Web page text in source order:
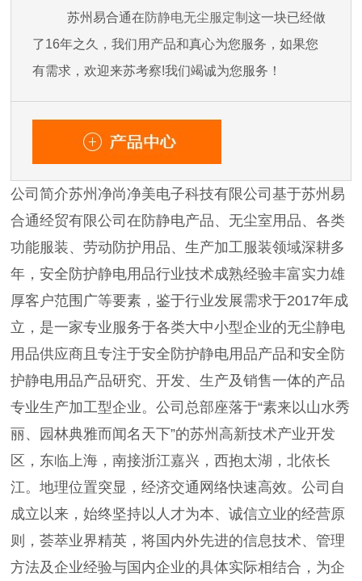
苏州易合通在防静电无尘服定制这一块已经做
了16年之久，我们用产品和真心为您服务，如果您
有需求，欢迎来苏考察!我们竭诚为您服务！
公司简介苏州净尚净美电子科技有限公司基于苏州易
合通经贸有限公司在防静电产品、无尘室用品、各类
功能服装、劳动防护用品、生产加工服装领域深耕多
年，安全防护静电用品行业技术成熟经验丰富实力雄
厚客户范围广等要素，鉴于行业发展需求于2017年成
立，是一家专业服务于各类大中小型企业的无尘静电
用品供应商且专注于安全防护静电用品产品和安全防
护静电用品产品研究、开发、生产及销售一体的产品
专业生产加工型企业。公司总部座落于“素来以山水秀
丽、园林典雅而闻名天下”的苏州高新技术产业开发
区，东临上海，南接浙江嘉兴，西抱太湖，北依长
江。地理位置突显，经济交通网络快速高效。公司自
成立以来，始终坚持以人才为本、诚信立业的经营原
则，荟萃业界精英，将国内外先进的信息技术、管理
方法及企业经验与国内企业的具体实际相结合，为企